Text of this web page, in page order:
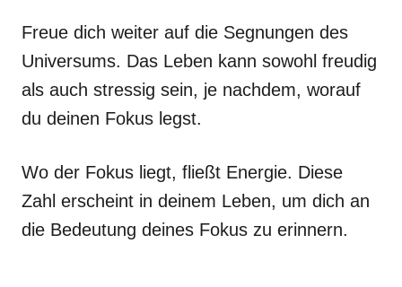
Freue dich weiter auf die Segnungen des
Universums. Das Leben kann sowohl freudig
als auch stressig sein, je nachdem, worauf
du deinen Fokus legst.
Wo der Fokus liegt, fließt Energie. Diese
Zahl erscheint in deinem Leben, um dich an
die Bedeutung deines Fokus zu erinnern.